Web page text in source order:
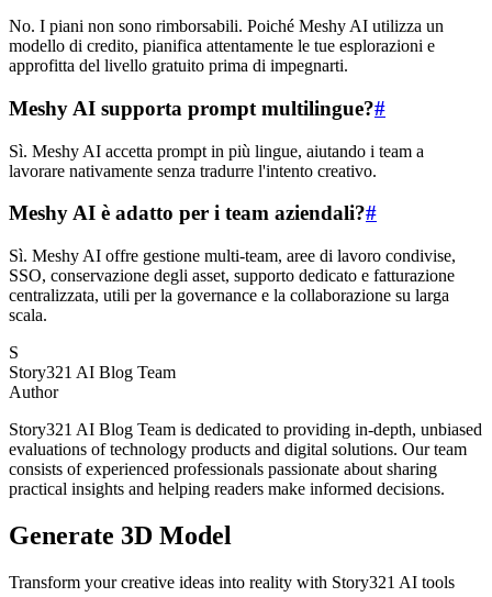
No. I piani non sono rimborsabili. Poiché Meshy AI utilizza un
modello di credito, pianifica attentamente le tue esplorazioni e
approfitta del livello gratuito prima di impegnarti.
Meshy AI supporta prompt multilingue?#
Sì. Meshy AI accetta prompt in più lingue, aiutando i team a
lavorare nativamente senza tradurre l'intento creativo.
Meshy AI è adatto per i team aziendali?#
Sì. Meshy AI offre gestione multi-team, aree di lavoro condivise,
SSO, conservazione degli asset, supporto dedicato e fatturazione
centralizzata, utili per la governance e la collaborazione su larga
scala.
S
Story321 AI Blog Team
Author
Story321 AI Blog Team is dedicated to providing in-depth, unbiased
evaluations of technology products and digital solutions. Our team
consists of experienced professionals passionate about sharing
practical insights and helping readers make informed decisions.
Generate 3D Model
Transform your creative ideas into reality with Story321 AI tools